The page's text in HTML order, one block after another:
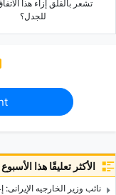
تشعر بالقلق إزاء هذا
للجدل؟
الأكثر تعليقًا هذا الأسبوع
نائب وزیر الخارجیه